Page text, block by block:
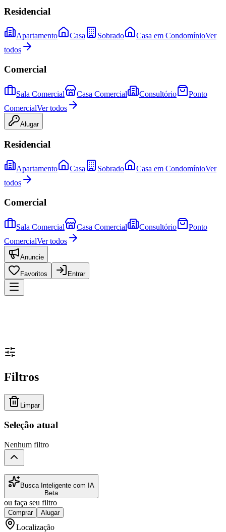
Residencial
Apartamento Casa Sobrado Casa em CondomínioVer
todos
Comercial
Sala Comercial Casa Comercial Consultório
Ponto
ComercialVer todos
Alugar
Residencial
Apartamento Casa Sobrado Casa em CondomínioVer
todos
Comercial
Sala Comercial Casa Comercial Consultório
Ponto
ComercialVer todos
Anuncie
Favoritos Entrar
Filtros
Limpar
Seleção atual
Nenhum filtro
Busca Inteligente com IA
Beta
ou faça seu filtro
Comprar Alugar
Localização